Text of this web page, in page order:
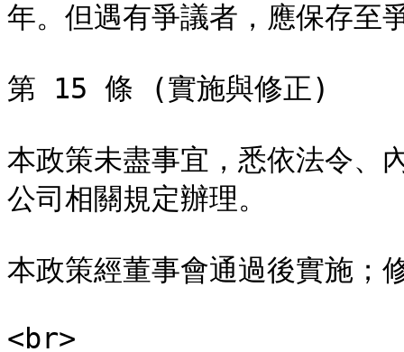
年。但遇有爭議者，應保存至
第 15 條 (實施與修正)
本政策未盡事宜，悉依法令、
公司相關規定辦理。
本政策經董事會通過後實施；